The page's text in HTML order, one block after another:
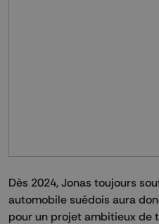
Dès 2024, Jonas toujours
automobile suédois aura
pour un projet ambitieux de